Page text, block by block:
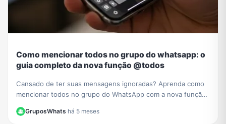
Como mencionar todos no grupo do whatsapp: o
guia completo da nova função @todos
Cansado de ter suas mensagens ignoradas? Aprenda como
mencionar todos no grupo do WhatsApp com a nova função
GruposWhats·há 5 meses